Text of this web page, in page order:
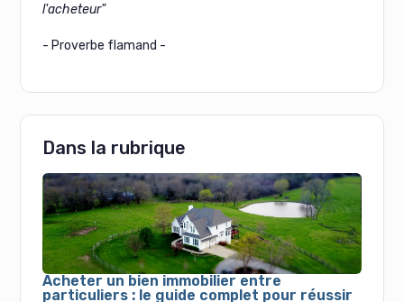
l'acheteur"
- Proverbe flamand -
Dans la rubrique
Acheter un bien immobilier entre
particuliers : le guide complet pour réussir